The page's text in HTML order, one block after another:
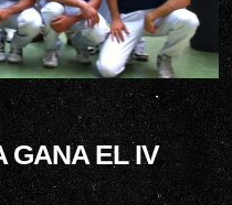
GANA EL IV